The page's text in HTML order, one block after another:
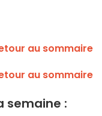
au sommaire
au sommaire
semaine :